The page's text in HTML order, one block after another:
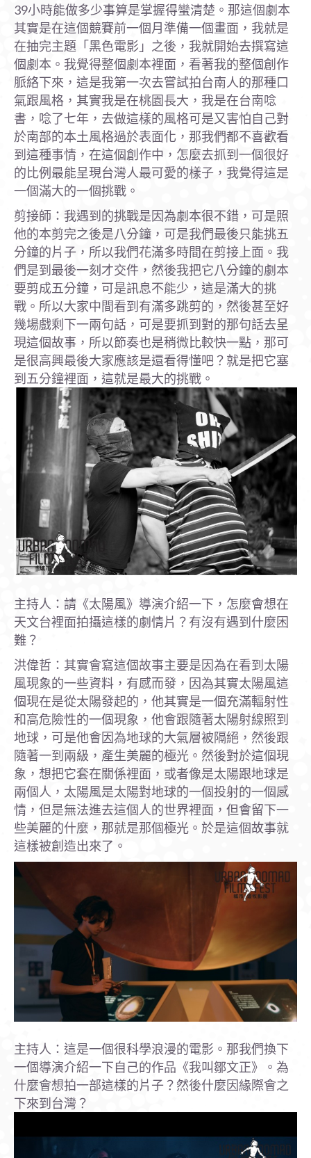
39小時能做多少事算是掌握得蠻清楚。那這個劇本
其實是在這個競賽前一個月準備一個畫面，我就是
在抽完主題「黑色電影」之後，我就開始去撰寫這
個劇本。我覺得整個劇本裡面，看著我的整個創作
脈絡下來，這是我第一次去嘗試拍台南人的那種口
氣跟風格，其實我是在桃園長大，我是在台南唸
書，唸了七年，去做這樣的風格可是又害怕自己對
於南部的本土風格過於表面化，那我們都不喜歡看
到這種事情，在這個創作中，怎麼去抓到一個很好
的比例最能呈現台灣人最可愛的樣子，我覺得這是
一個滿大的一個挑戰。
剪接師：我遇到的挑戰是因為劇本很不錯，可是照
他的本剪完之後是八分鐘，可是我們最後只能挑五
分鐘的片子，所以我們花滿多時間在剪接上面。我
們是到最後一刻才交件，然後我把它八分鐘的劇本
要剪成五分鐘，可是訊息不能少，這是滿大的挑
戰。所以大家中間看到有滿多跳剪的，然後甚至好
幾場戲剩下一兩句話，可是要抓到對的那句話去呈
現這個故事，所以節奏也是稍微比較快一點，那可
是很高興最後大家應該是還看得懂吧？就是把它塞
到五分鐘裡面，這就是最大的挑戰。
主持人：請《太陽風》導演介紹一下，怎麼會想在
天文台裡面拍攝這樣的劇情片？有沒有遇到什麼困
難？
洪偉哲：其實會寫這個故事主要是因為在看到太陽
風現象的一些資料，有感而發，因為其實太陽風這
個現在是從太陽發起的，他其實是一個充滿輻射性
和高危險性的一個現象，他會跟隨著太陽射線照到
地球，可是他會因為地球的大氣層被隔絕，然後跟
隨著一到兩級，產生美麗的極光。然後對於這個現
象，想把它套在關係裡面，或者像是太陽跟地球是
兩個人，太陽風是太陽對地球的一個投射的一個感
情，但是無法進去這個人的世界裡面，但會留下一
些美麗的什麼，那就是那個極光。於是這個故事就
這樣被創造出來了。
主持人：這是一個很科學浪漫的電影。那我們換下
一個導演介紹一下自己的作品《我叫鄒文正》。為
什麼會想拍一部這樣的片子？然後什麼因緣際會之
下來到台灣？